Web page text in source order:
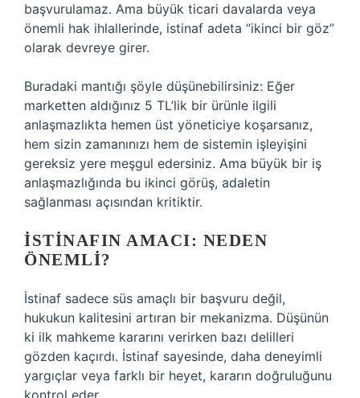
başvurulamaz. Ama büyük ticari davalarda veya
önemli hak ihlallerinde, istinaf adeta “ikinci bir göz”
olarak devreye girer.
Buradaki mantığı şöyle düşünebilirsiniz: Eğer
marketten aldığınız 5 TL’lik bir ürünle ilgili
anlaşmazlıkta hemen üst yöneticiye koşarsanız,
hem sizin zamanınızı hem de sistemin işleyişini
gereksiz yere meşgul edersiniz. Ama büyük bir iş
anlaşmazlığında bu ikinci görüş, adaletin
sağlanması açısından kritiktir.
İSTINAFIN AMACI: NEDEN
ÖNEMLI?
İstinaf sadece süs amaçlı bir başvuru değil,
hukukun kalitesini artıran bir mekanizma. Düşünün
ki ilk mahkeme kararını verirken bazı delilleri
gözden kaçırdı. İstinaf sayesinde, daha deneyimli
yargıçlar veya farklı bir heyet, kararın doğruluğunu
kontrol eder.